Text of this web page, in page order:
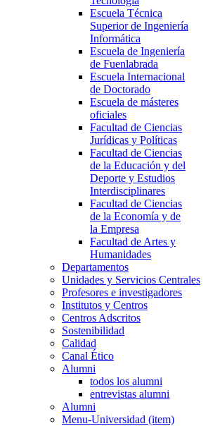
Escuela Técnica
Superior de Ingeniería
Informática
Escuela de Ingeniería
de Fuenlabrada
Escuela Internacional
de Doctorado
Escuela de másteres
oficiales
Facultad de Ciencias
Jurídicas y Políticas
Facultad de Ciencias
de la Educación y del
Deporte y Estudios
Interdisciplinares
Facultad de Ciencias
de la Economía y de
la Empresa
Facultad de Artes y
Humanidades
Departamentos
Unidades y Servicios Centrales
Profesores e investigadores
Institutos y Centros
Centros Adscritos
Sostenibilidad
Calidad
Canal Ético
Alumni
todos los alumni
entrevistas alumni
Alumni
Menu-Universidad (item)